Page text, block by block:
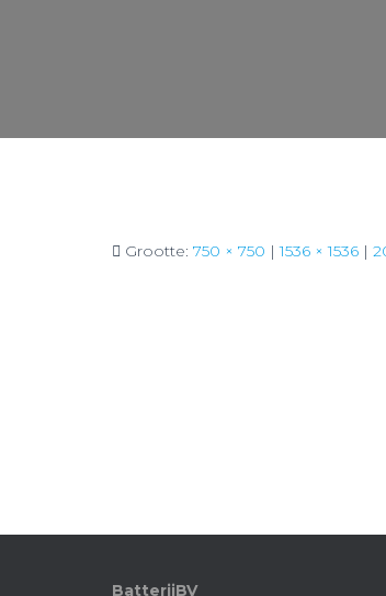
Grootte: 750 × 750 | 1536 × 1536 |
BatterijBV